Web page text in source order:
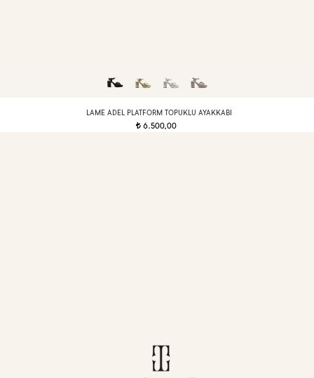
LAME ADEL PLATFORM TOPUKLU AYAKKABI
t 6.500,00